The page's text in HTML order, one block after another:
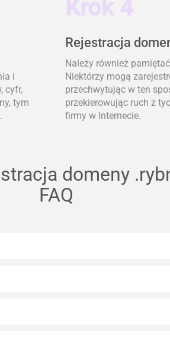
i
cyfr,
tym
Krok 4
Rejestracja
Należy również
Niektórzy mogą
przechwytując w ten
przekierowując ruch z
firmy w Internecie.
domeny
FAQ